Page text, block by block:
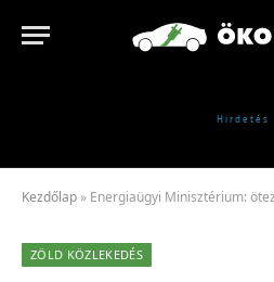
Kezdőlap » Energiaügyi Minisztérium: ötezernél
ZÖLD KÖZLEKEDÉS